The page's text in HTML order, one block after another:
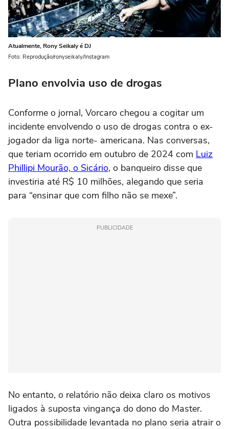
Atualmente, Rony Seikaly é DJ
Foto: Reprodução/ronyseikaly/Instagram
Plano envolvia uso de drogas
Conforme o jornal, Vorcaro chegou a cogitar um
incidente envolvendo o uso de drogas contra o ex-
jogador da liga norte- americana. Nas conversas,
que teriam ocorrido em outubro de 2024 com Luiz
Phillipi Mourão, o Sicário, o banqueiro disse que
investiria até R$ 10 milhões, alegando que seria
para “ensinar que com filho não se mexe”.
PUBLICIDADE
No entanto, o relatório não deixa claro os motivos
ligados à suposta vingança do dono do Master.
Outra possibilidade levantada no plano seria atrair o